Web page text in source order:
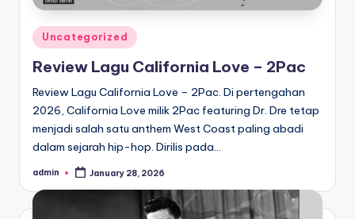
Posted
in
Uncategorized
Review Lagu California Love – 2Pac
Review Lagu California Love – 2Pac. Di pertengahan
2026, California Love milik 2Pac featuring Dr. Dre tetap
menjadi salah satu anthem West Coast paling abadi
dalam sejarah hip-hop. Dirilis pada…
Posted
admin January 28, 2026